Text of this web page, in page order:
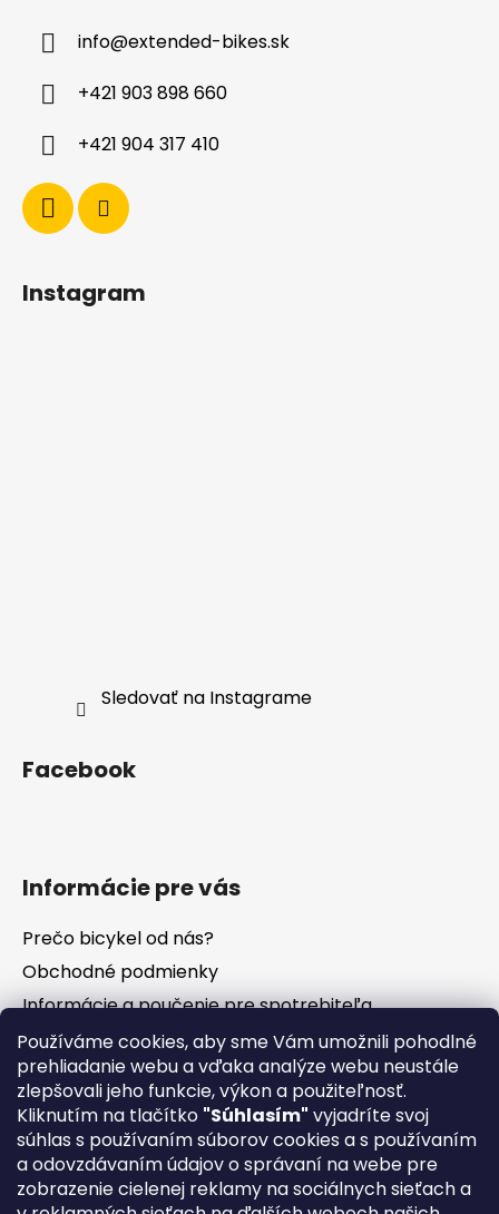
Používáme cookies, aby sme Vám umožnili pohodlné
prehliadanie webu a vďaka analýze webu neustále
zlepšovali jeho funkcie, výkon a použiteľnosť.
Kliknutím na tlačítko "Súhlasím" vyjadríte svoj
súhlas s používaním súborov cookies a s používaním
a odovzdávaním údajov o správaní na webe pre
zobrazenie cielenej reklamy na sociálnych sieťach a
info@extended-bikes.sk
+421 903 898 660
+421 904 317 410
Instagram
Sledovať na Instagrame
Facebook
Informácie pre vás
Prečo bicykel od nás?
Obchodné podmienky
Informácie a poučenie pre spotrebiteľa
Vrátenie tovaru - odstúpenie od zmluvy
Ochrana osobných údajov
Súbory cookies
Formuláre na stiahnutie
Reklamačný poriadok
Napíšte nám